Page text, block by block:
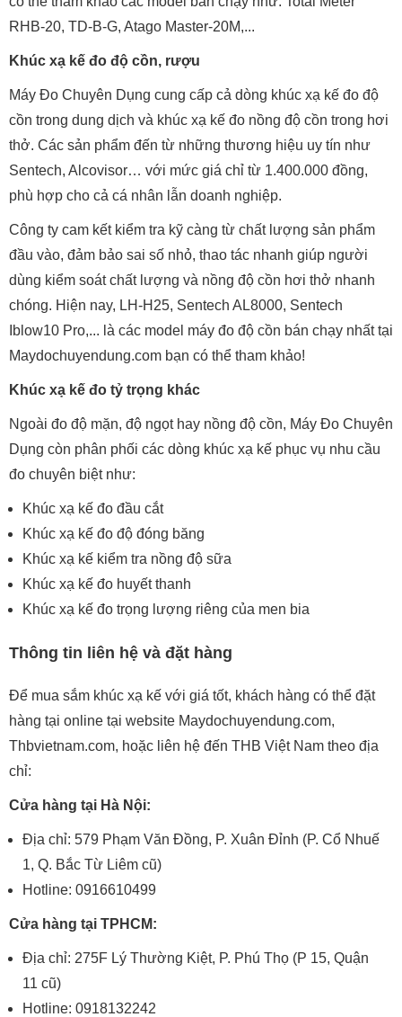
RHB-20, TD-B-G, Atago Master-20M,...
Khúc xạ kế đo độ cồn, rượu
Máy Đo Chuyên Dụng cung cấp cả dòng khúc xạ kế đo độ
cồn trong dung dịch và khúc xạ kế đo nồng độ cồn trong hơi
thở. Các sản phẩm đến từ những thương hiệu uy tín như
Sentech, Alcovisor… với mức giá chỉ từ 1.400.000 đồng,
phù hợp cho cả cá nhân lẫn doanh nghiệp.
Công ty cam kết kiểm tra kỹ càng từ chất lượng sản phẩm
đầu vào, đảm bảo sai số nhỏ, thao tác nhanh giúp người
dùng kiểm soát chất lượng và nồng độ cồn hơi thở nhanh
chóng. Hiện nay, LH-H25, Sentech AL8000, Sentech
Iblow10 Pro,... là các model máy đo độ cồn bán chạy nhất tại
Maydochuyendung.com bạn có thể tham khảo!
Khúc xạ kế đo tỷ trọng khác
Ngoài đo độ mặn, độ ngọt hay nồng độ cồn, Máy Đo Chuyên
Dụng còn phân phối các dòng khúc xạ kế phục vụ nhu cầu
đo chuyên biệt như:
Khúc xạ kế đo đầu cắt
Khúc xạ kế đo độ đóng băng
Khúc xạ kế kiểm tra nồng độ sữa
Khúc xạ kế đo huyết thanh
Khúc xạ kế đo trọng lượng riêng của men bia
Thông tin liên hệ và đặt hàng
Để mua sắm khúc xạ kế với giá tốt, khách hàng có thể đặt
hàng tại online tại website Maydochuyendung.com,
Thbvietnam.com, hoặc liên hệ đến THB Việt Nam theo địa
chỉ:
Cửa hàng tại Hà Nội:
Địa chỉ: 579 Phạm Văn Đồng, P. Xuân Đỉnh (P. Cổ Nhuế
1, Q. Bắc Từ Liêm cũ)
Hotline: 0916610499
Cửa hàng tại TPHCM:
Địa chỉ: 275F Lý Thường Kiệt, P. Phú Thọ (P 15, Quận
11 cũ)
Hotline: 0918132242